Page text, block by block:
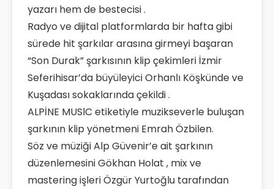
yazarı hem de bestecisi .
Radyo ve dijital platformlarda bir hafta gibi
sürede hit şarkılar arasına girmeyi başaran
“Son Durak” şarkısının klip çekimleri İzmir
Seferihisar’da büyüleyici Orhanlı Köşkünde ve
Kuşadası sokaklarında çekildi .
ALPİNE MUSlC etiketiyle muzikseverle buluşan
şarkının klip yönetmeni Emrah Özbilen.
Söz ve müziği Alp Güvenir’e ait şarkının
düzenlemesini Gökhan Holat , mix ve
mastering işleri Özgür Yurtoğlu tarafından